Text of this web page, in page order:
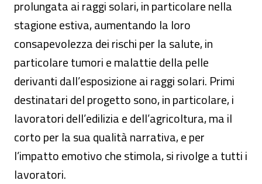
prolungata ai raggi solari, in particolare nella
stagione estiva, aumentando la loro
consapevolezza dei rischi per la salute, in
particolare tumori e malattie della pelle
derivanti dall’esposizione ai raggi solari. Primi
destinatari del progetto sono, in particolare, i
lavoratori dell’edilizia e dell’agricoltura, ma il
corto per la sua qualità narrativa, e per
l’impatto emotivo che stimola, si rivolge a tutti i
lavoratori.